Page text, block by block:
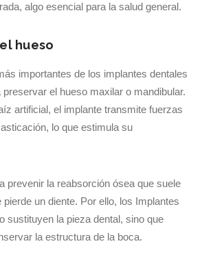
algo esencial para la salud general.
hueso
importantes de los implantes dentales
el hueso maxilar o mandibular.
artificial, el implante transmite fuerzas
lo que estimula su
prevenir la reabsorción ósea que suele
un diente. Por ello, los Implantes
sustituyen la pieza dental, sino que
la estructura de la boca.